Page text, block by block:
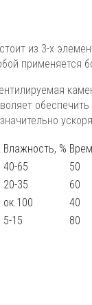
из 3-х
применяется
Влажность, %
40-65
50
20-35
60
ок.100
40
5-15 80